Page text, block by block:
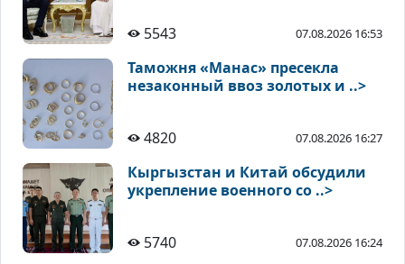
5543 07.08.2026 16:53
Таможня «Манас» пресекла
незаконный ввоз золотых и ..>
4820 07.08.2026 16:27
Кыргызстан и Китай обсудили
укрепление военного со ..>
5740 07.08.2026 16:24